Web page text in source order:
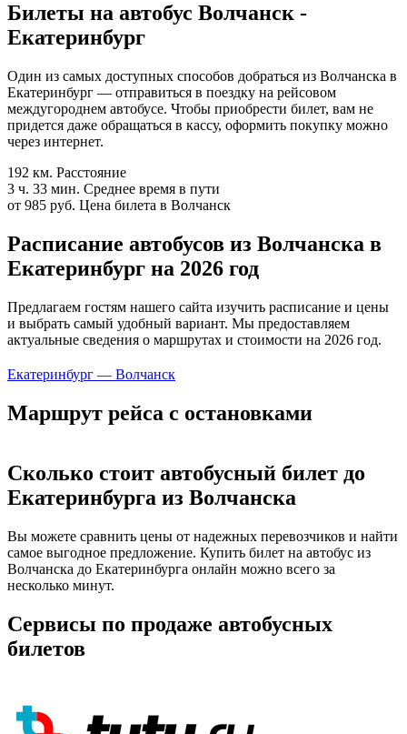
Билеты на автобус Волчанск -
Екатеринбург
Один из самых доступных способов добраться из Волчанска в
Екатеринбург — отправиться в поездку на рейсовом
междугороднем автобусе. Чтобы приобрести билет, вам не
придется даже обращаться в кассу, оформить покупку можно
через интернет.
192 км. Расстояние
3 ч. 33 мин. Среднее время в пути
от 985 руб. Цена билета в Волчанск
Расписание автобусов из Волчанска в
Екатеринбург на 2026 год
Предлагаем гостям нашего сайта изучить расписание и цены
и выбрать самый удобный вариант. Мы предоставляем
актуальные сведения о маршрутах и стоимости на 2026 год.
Екатеринбург — Волчанск
Маршрут рейса с остановками
Сколько стоит автобусный билет до
Екатеринбурга из Волчанска
Вы можете сравнить цены от надежных перевозчиков и найти
самое выгодное предложение. Купить билет на автобус из
Волчанска до Екатеринбурга онлайн можно всего за
несколько минут.
Сервисы по продаже автобусных
билетов